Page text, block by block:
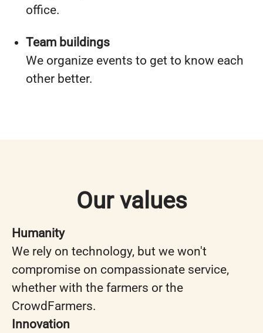
office.
Team buildings
We organize events to get to know each
other better.
Our values
Humanity
We rely on technology, but we won't
compromise on compassionate service,
whether with the farmers or the
CrowdFarmers.
Innovation